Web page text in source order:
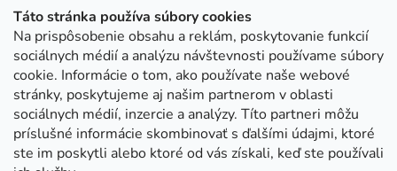
Táto stránka používa súbory cookies
Na prispôsobenie obsahu a reklám, poskytovanie funkcií
sociálnych médií a analýzu návštevnosti používame súbory
cookie. Informácie o tom, ako používate naše webové
stránky, poskytujeme aj našim partnerom v oblasti
sociálnych médií, inzercie a analýzy. Títo partneri môžu
príslušné informácie skombinovať s ďalšími údajmi, ktoré
ste im poskytli alebo ktoré od vás získali, keď ste používali
O nás
Hodnotenie obchodu
Moja objednávka
Instagram